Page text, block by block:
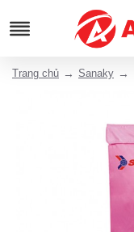
Trang chủ Sanaky